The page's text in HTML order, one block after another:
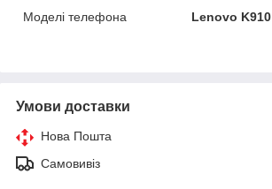
Моделі телефона
Lenovo K910
Умови доставки
Нова Пошта
Самовивіз